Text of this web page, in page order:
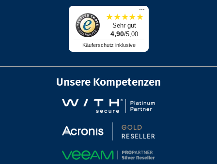
...
★★★★★
Sehr gut
4,90/5,00
Käuferschutz inklusive
Unsere Kompetenzen